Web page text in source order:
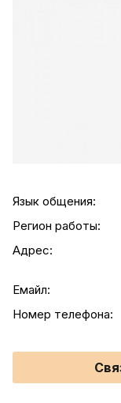
Язык общения:
Регион работы:
Адрес:
Емайл:
Номер телефона: